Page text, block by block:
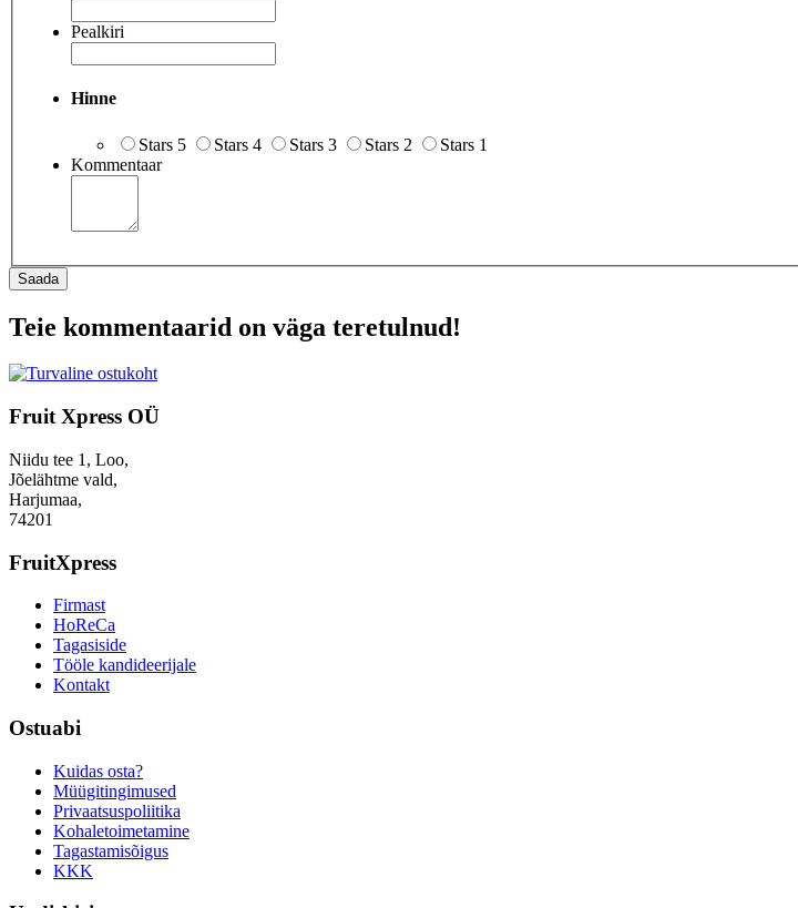
Pealkiri
Hinne
Stars 5 Stars 4 Stars 3 Stars 2
Stars 1
Kommentaar
Saada
Teie kommentaarid on väga teretulnud!
Fruit Xpress OÜ
Niidu tee 1, Loo,
Jõelähtme vald,
Harjumaa,
74201
FruitXpress
Firmast
HoReCa
Tagasiside
Tööle kandideerijale
Kontakt
Ostuabi
Kuidas osta?
Müügitingimused
Privaatsuspoliitika
Kohaletoimetamine
Tagastamisõigus
KKK